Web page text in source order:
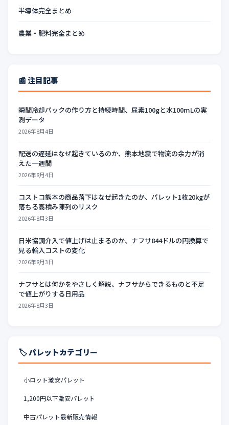
半導体完全まとめ
農業・肥料完全まとめ
📰 注目記事
瞬間冷却パックの作り方と持続時間、尿素100gと水100mLの実
測データ
2026年8月4日
配送の遅延はなぜ起きているのか、熊本地震で物流の余力が消
えた一週間
2026年8月4日
コストコ熊本の商品落下はなぜ起きたのか、パレット1枚20kgが
落ちる高積み陳列のリスク
2026年8月3日
日米協調介入で値上げは止まるのか、ナフサ844ドルの円換算で
見る輸入コストの変化
2026年8月3日
ナフサとは何かをやさしく解説、ナフサからできるものと不足
で値上がりする日用品
2026年8月3日
🏷️ パレットカテゴリー
小ロット激安パレット
1,200円以下激安パレット
中古パレット最新販売情報